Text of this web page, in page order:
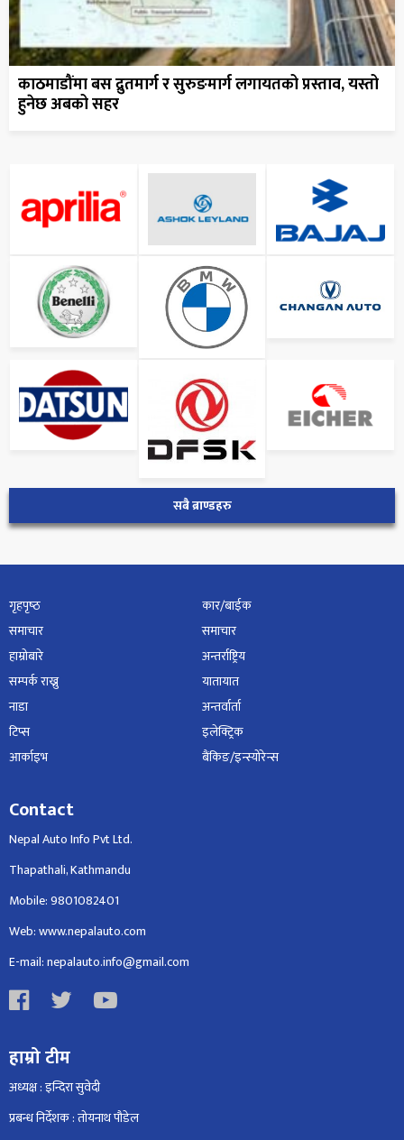
काठमाडौंमा बस द्रुतमार्ग र सुरुङमार्ग लगायतको प्रस्ताव, यस्तो
हुनेछ अबको सहर
सबै ब्राण्डहरु
गृहपृष्‍ठ
समाचार
हाम्रोबारे
सम्पर्क राख्नु
नाडा
टिप्स
आर्काइभ
कार/बाईक
समाचार
अन्तर्राष्ट्रिय
यातायात
अन्तर्वार्ता
इलेक्ट्रिक
बैंकिङ/इन्स्योरेन्स
Contact
Nepal Auto Info Pvt Ltd.
Thapathali, Kathmandu
Mobile: 9801082401
Web: www.nepalauto.com
E-mail: nepalauto.info@gmail.com
हाम्रो टीम
अध्यक्ष : इन्दिरा सुवेदी
प्रबन्ध निर्देशक : तोयनाथ पौडेल